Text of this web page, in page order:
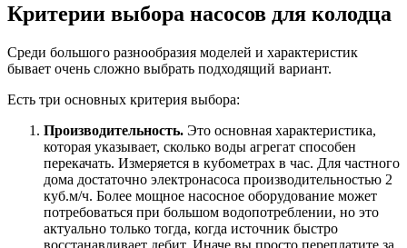
Критерии выбора насосов для колодца
Среди большого разнообразия моделей и характеристик
бывает очень сложно выбрать подходящий вариант.
Есть три основных критерия выбора:
Производительность. Это основная характеристика,
которая указывает, сколько воды агрегат способен
перекачать. Измеряется в кубометрах в час. Для частного
дома достаточно электронасоса производительностью 2
куб.м/ч. Более мощное насосное оборудование может
потребоваться при большом водопотреблении, но это
актуально только тогда, когда источник быстро
восстанавливает дебит. Иначе вы просто переплатите за